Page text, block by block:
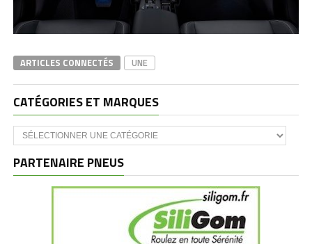
ARTICLES CONNECTÉS UNE
CATÉGORIES ET MARQUES
Catégories
et
PARTENAIRE PNEUS